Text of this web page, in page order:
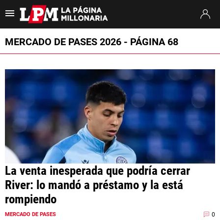
Es tendencia: Thiago Almada River Jaime Peñarol River
ULTIMAS NOTICIAS
STREAMING
TORNEO CLAUSURA
SUDAMERICANA
MERCADO DE PASES
FIXTURE
POSICIONES
OPINIÓN
MERCADO DE PASES 2026 - PÁGINA 68
La venta inesperada que podría cerrar
River: lo mandó a préstamo y la está
rompiendo
MERCADO DE PASES 0